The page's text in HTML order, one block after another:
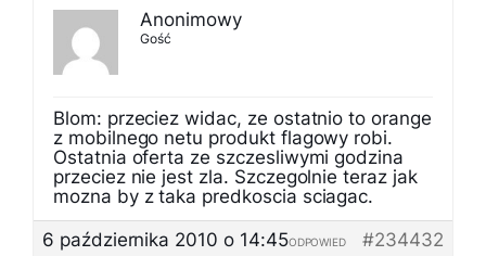
Anonimowy
Gość
Blom: przeciez widac, ze ostatnio to orange
z mobilnego netu produkt flagowy robi.
Ostatnia oferta ze szczesliwymi godzina
przeciez nie jest zla. Szczegolnie teraz jak
mozna by z taka predkoscia sciagac.
6 października 2010 o 14:45
#234432
ODPOWIED